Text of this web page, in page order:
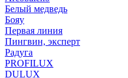
Белый медведь
Бояу
Первая линия
Пингвин, эксперт
Радуга
PROFILUX
DULUX